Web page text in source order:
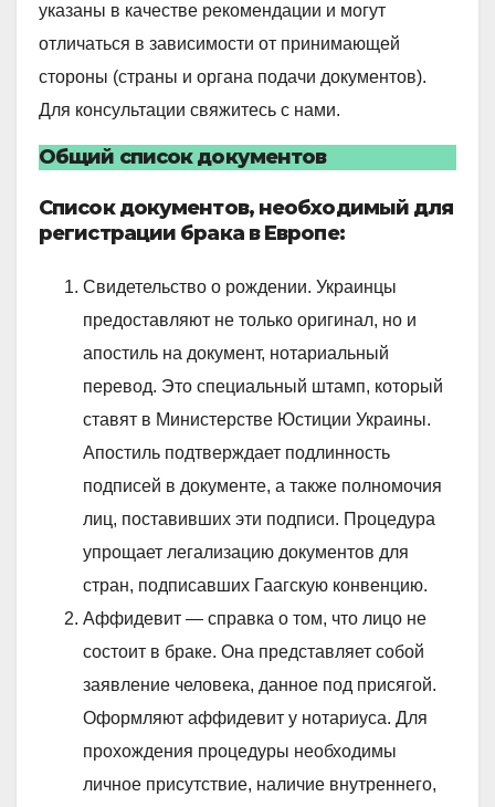
указаны в качестве рекомендации и могут
отличаться в зависимости от принимающей
стороны (страны и органа подачи документов).
Для консультации свяжитесь с нами.
Общий список документов
Список документов, необходимый для
регистрации брака в Европе:
Свидетельство о рождении. Украинцы
предоставляют не только оригинал, но и
апостиль на документ, нотариальный
перевод. Это специальный штамп, который
ставят в Министерстве Юстиции Украины.
Апостиль подтверждает подлинность
подписей в документе, а также полномочия
лиц, поставивших эти подписи. Процедура
упрощает легализацию документов для
стран, подписавших Гаагскую конвенцию.
Аффидевит — справка о том, что лицо не
состоит в браке. Она представляет собой
заявление человека, данное под присягой.
Оформляют аффидевит у нотариуса. Для
прохождения процедуры необходимы
личное присутствие, наличие внутреннего,